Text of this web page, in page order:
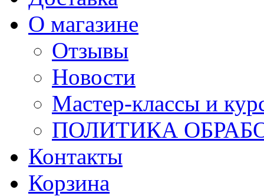
О магазине
Отзывы
Новости
Мастер-классы и
ПОЛИТИКА
Контакты
Корзина